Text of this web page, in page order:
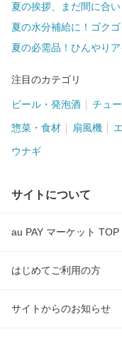
夏の挨拶、まだ間に合い
夏の水分補給に！ゴク
夏の必需品！ひんやり
注目のカテゴリ
ビール・発泡酒 チュ
惣菜・食材 扇風機
ウナギ
サイトについて
au PAY マーケット TOP
はじめてご利用の方
サイトからのお知らせ